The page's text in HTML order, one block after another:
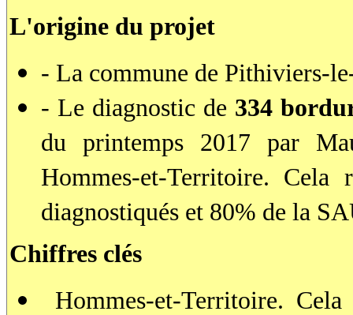
L'origine du projet
- La commune de Pithiviers-
- Le diagnostic de 334
du printemps 2017 par
Hommes-et-Territoire.
diagnostiqués et 80% de la
Chiffres clés
Hommes-et-Territoire.